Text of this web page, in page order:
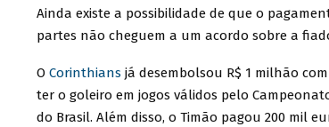
Ainda existe a possibilidade de que o
partes não cheguem a um acordo sobre a
O Corinthians já desembolsou R$ 1 milhão
ter o goleiro em jogos válidos pelo
do Brasil. Além disso, o Timão pagou 200 mil